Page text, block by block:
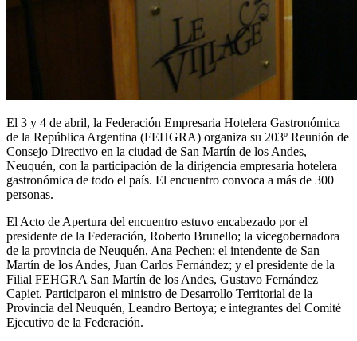
El 3 y 4 de abril, la Federación Empresaria Hotelera Gastronómica
de la República Argentina (FEHGRA) organiza su 203º Reunión de
Consejo Directivo en la ciudad de San Martín de los Andes,
Neuquén, con la participación de la dirigencia empresaria hotelera
gastronómica de todo el país. El encuentro convoca a más de 300
personas.
El Acto de Apertura del encuentro estuvo encabezado por el
presidente de la Federación, Roberto Brunello; la vicegobernadora
de la provincia de Neuquén, Ana Pechen; el intendente de San
Martín de los Andes, Juan Carlos Fernández; y el presidente de la
Filial FEHGRA San Martín de los Andes, Gustavo Fernández
Capiet. Participaron el ministro de Desarrollo Territorial de la
Provincia del Neuquén, Leandro Bertoya; e integrantes del Comité
Ejecutivo de la Federación.